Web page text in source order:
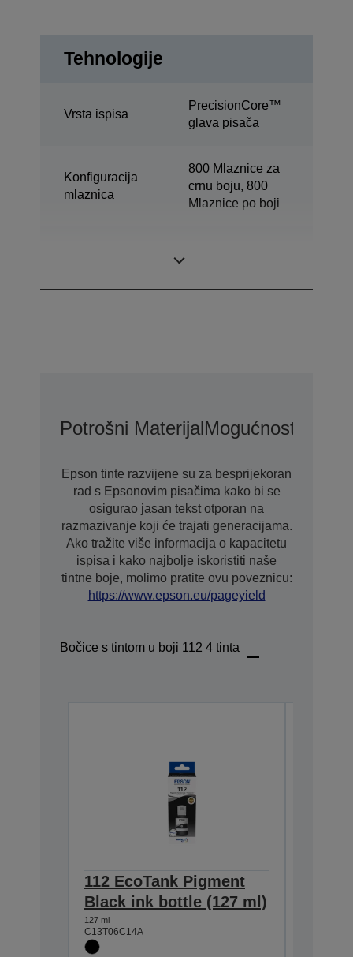
Tehnologije
Vrsta ispisa
PrecisionCore™
glava pisača
Konfiguracija
mlaznica
800 Mlaznice za
crnu boju, 800
Mlaznice po boji
Potrošni MaterijalMogućnosti
Epson tinte razvijene su za besprijekoran
rad s Epsonovim pisačima kako bi se
osigurao jasan tekst otporan na
razmazivanje koji će trajati generacijama.
Ako tražite više informacija o kapacitetu
ispisa i kako najbolje iskoristiti naše
tintne boje, molimo pratite ovu poveznicu:
https://www.epson.eu/pageyield
Bočice s tintom u boji 112 4 tinta
112 EcoTank Pigment
Black ink bottle (127 ml)
127 ml
C13T06C14A